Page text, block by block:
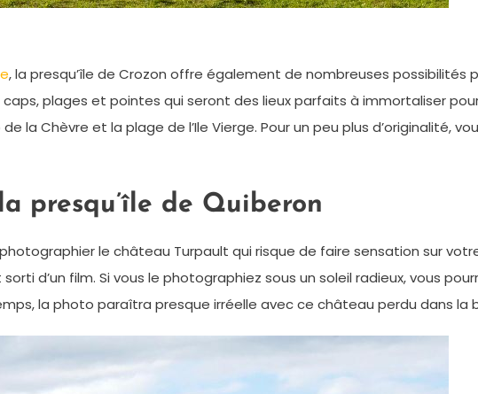
, la presqu’île de Crozon offre également de nombreuses possibilités
plages et pointes qui seront des lieux parfaits à immortaliser
la Chèvre et la plage de l’Ile Vierge. Pour un peu plus d’originalité,
presqu’île de Quiberon
le château Turpault qui risque de faire sensation sur
d’un film. Si vous le photographiez sous un soleil radieux, vous
la photo paraîtra presque irréelle avec ce château perdu dans la